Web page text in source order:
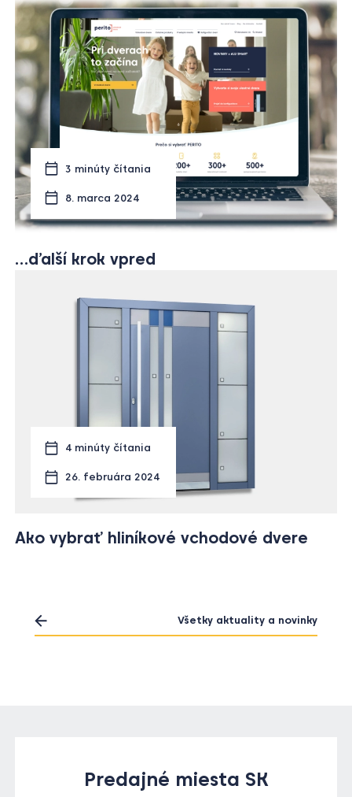
3 minúty čítania
8. marca 2024
…ďalší krok vpred
4 minúty čítania
26. februára 2024
Ako vybrať hliníkové vchodové dvere
Všetky aktuality a novinky
Predajné miesta SK